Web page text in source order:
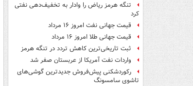
تنگه هرمز ریاض را وادار به تخفیف‌دهی نفتی
کرد
قیمت جهانی نفت امروز ۱۶ مرداد
قیمت جهانی طلا امروز ۱۶ مرداد
ثبت تاریخی‌ترین کاهش تردد در تنگه هرمز
واردات نفت آمریکا از عربستان صفر شد
رکوردشکنی پیش‌فروش جدیدترین گوشی‌های
تاشوی سامسونگ